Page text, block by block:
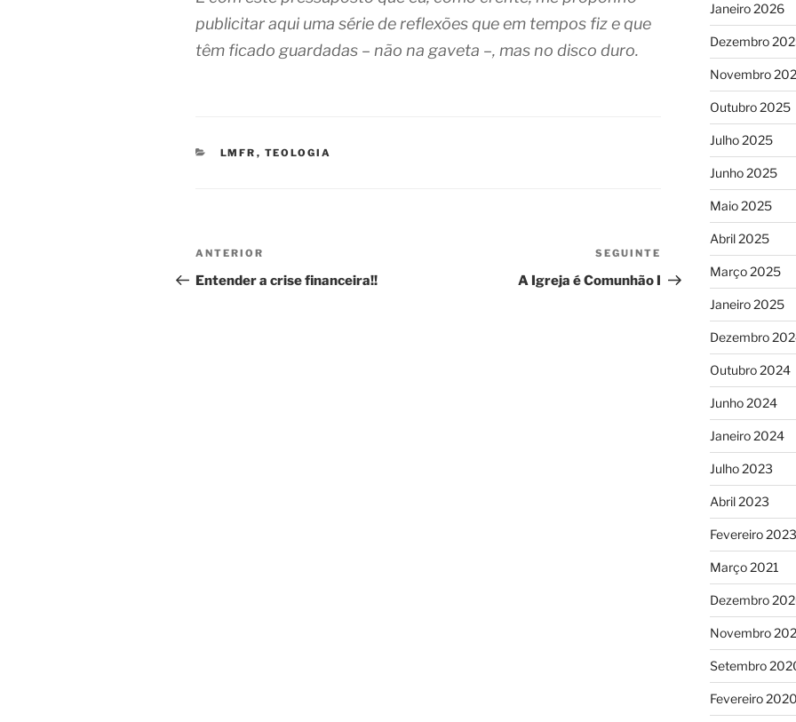
publicitar aqui uma série de reflexões que em tempos fiz e que
têm ficado guardadas – não na gaveta –, mas no disco duro.
CATEGORIAS
LMFR , TEOLOGIA
Navegação
de
Conteúdo
anterior
ANTERIOR
Entender a crise financeira!!
Conteúdo
seguinte
SEGUINTE
A Igreja é Comunhão I
Janeiro 2026
Dezembro
Novembro
Outubro 2025
Julho 2025
Junho 2025
Maio 2025
Abril 2025
Março 2025
Janeiro 2025
Dezembro
Outubro 2024
Junho 2024
Janeiro 2024
Julho 2023
Abril 2023
Fevereiro 2023
Março 2021
Dezembro
Novembro
Setembro
Fevereiro 2020